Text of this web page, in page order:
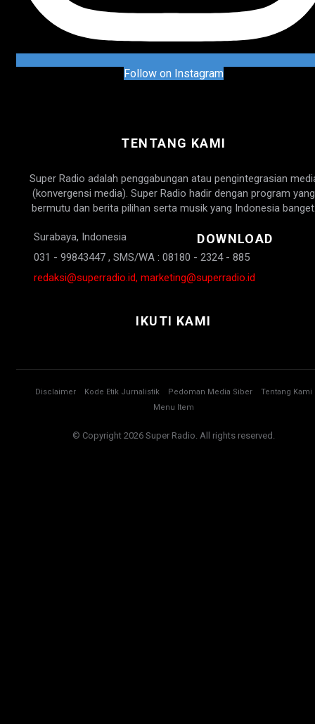
Follow on Instagram
TENTANG KAMI
Super Radio adalah penggabungan atau pengintegrasian
(konvergensi media). Super Radio hadir dengan program yang
bermutu dan berita pilihan serta musik yang Indonesia
Surabaya, Indonesia
031 - 99843447 , SMS/WA : 08180 - 2324 - 885
redaksi@superradio.id, marketing@superradio.id
DOWNLOAD
IKUTI KAMI
Disclaimer Kode Etik Jurnalistik Pedoman Media Siber
Tentang Kami
Menu Item
© Copyright 2026 Super Radio. All rights reserved.